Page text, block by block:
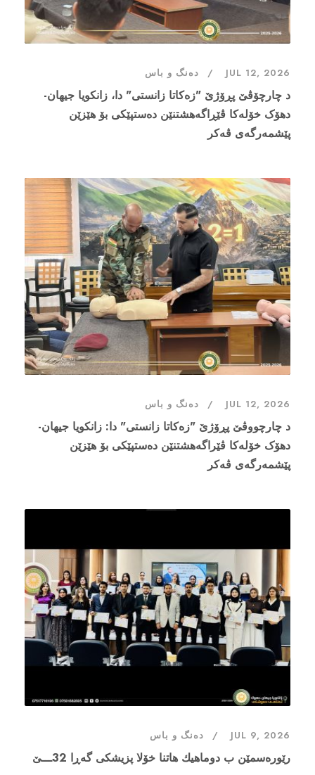
JUL 12, 2026 دەنگ و باس
د چارچۆڤێ پڕۆژێ "زەکاتا زانستی" دا، زانکویا جیهان-
دهۆک خۆلەکا ڤێڕاگەهشتنێن دەستپێکى بۆ هێزێن
پێشمەرگەی ڤەکر
JUL 12, 2026 دەنگ و باس
د چارچووڤێ پڕۆژێ "زەکاتا زانستی" دا: زانکویا جیهان-
دهۆک خۆلەکا ڤێراگەهشتنێن دەستپێکى بۆ هێزێن
پێشمەرگەى ڤەکر
JUL 9, 2026 دەنگ و باس
رێورەسمێن ب دوماهیك هاتنا خۆلا پزیشکی گەڕا 32ـــێ